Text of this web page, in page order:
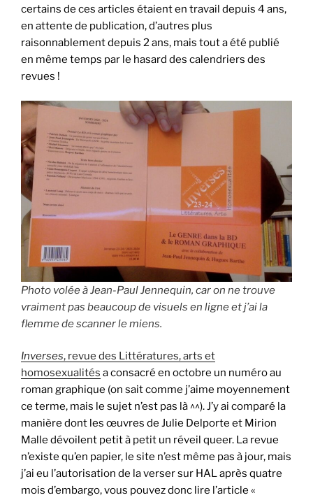
certains de ces articles étaient en travail depuis 4 ans,
en attente de publication, d’autres plus
raisonnablement depuis 2 ans, mais tout a été publié
en même temps par le hasard des calendriers des
revues !
Photo volée à Jean-Paul Jennequin, car on ne trouve
vraiment pas beaucoup de visuels en ligne et j’ai la
flemme de scanner le miens.
Inverses, revue des Littératures, arts et
homosexualités a consacré en octobre un numéro au
roman graphique (on sait comme j’aime moyennement
ce terme, mais le sujet n’est pas là ^^). J’y ai comparé la
manière dont les œuvres de Julie Delporte et Mirion
Malle dévoilent petit à petit un réveil queer. La revue
n’existe qu’en papier, le site n’est même pas à jour, mais
j’ai eu l’autorisation de la verser sur HAL après quatre
mois d’embargo, vous pouvez donc lire l’article «